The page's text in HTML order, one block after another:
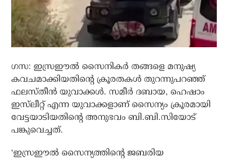
ഗസ: ഇസ്രഈൽ സൈനികർ തങ്ങളെ മനുഷ്യ
കവചമാക്കിയതിന്റെ ക്രൂരതകൾ തുറന്നുപറഞ്ഞ്
ഫലസ്തീൻ യുവാക്കൾ. സമീർ ദബായ, ഹെഷാം
ഇസ്‌ലീറ്റ് എന്ന യുവാക്കളാണ് സൈന്യം ക്രൂരമായി
വേട്ടയാടിയതിന്റെ അനുഭവം ബി.ബി.സിയോട്
പങ്കുവെച്ചത്.
‘ഇസ്രഈൽ സൈന്യത്തിന്റെ ജബരിയ